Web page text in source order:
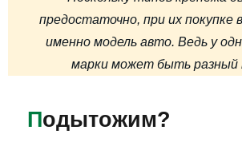
предостаточно, при их покупке
именно модель авто. Ведь у
марки может быть разный
Подытожим?